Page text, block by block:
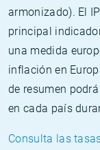
armonizado). El
principal
una medida
inflación en
de resumen
en cada país
Consulta las